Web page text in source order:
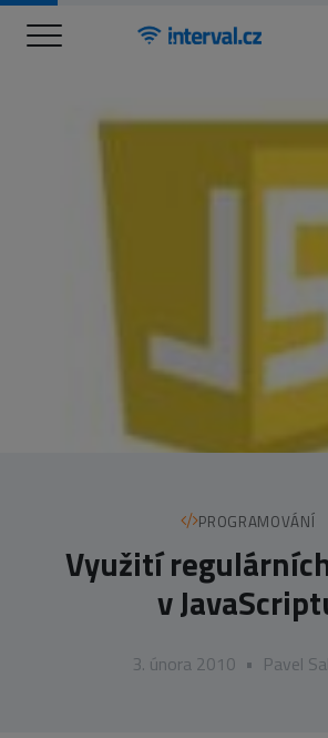
Menu
PROGRAMOVÁNÍ
Využití
v
3. února 2010 • Pavel